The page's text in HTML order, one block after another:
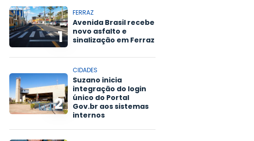
1
FERRAZ
Avenida Brasil recebe
novo asfalto e
sinalização em Ferraz
2
CIDADES
Suzano inicia
integração do login
único do Portal
Gov.br aos sistemas
internos